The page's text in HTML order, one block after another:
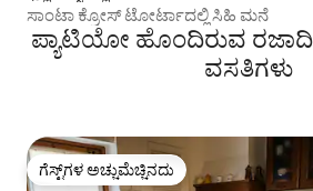
ಸಾಂಟಾ ಕ್ರೋಸ್ ಟೋರ್ಟಾದಲ್ಲಿ ಸಿಹಿ ಮನೆ
ಪ್ಯಾಟಿಯೋ ಹೊಂದಿರುವ
ವಸತಿಗಳು
ಗೆಸ್ಟ್‌ಗಳ ಅಚ್ಚುಮೆಚ್ಚಿನದು
ಗೆಸ್ಟ್‌ಗಳ ಅಚ್ಚುಮೆಚ್ಚಿನದು